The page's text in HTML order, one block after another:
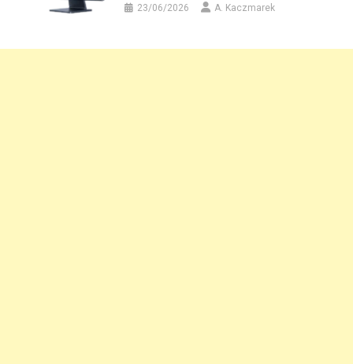
23/06/2026 A. Kaczmarek